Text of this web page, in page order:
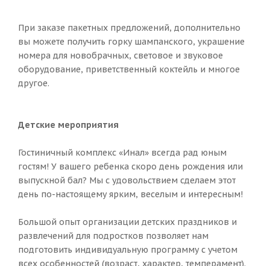
При заказе пакетных предложений, дополнительно
вы можете получить горку шампанского, украшение
номера для новобрачных, световое и звуковое
оборудование, приветственный коктейль и многое
другое.
Детские мероприятия
Гостиничный комплекс «Инал» всегда рад юным
гостям! У вашего ребенка скоро день рождения или
выпускной бал? Мы с удовольствием сделаем этот
день по-настоящему ярким, веселым и интересным!
Большой опыт организации детских праздников и
развлечений для подростков позволяет нам
подготовить индивидуальную программу с учетом
всех особенностей (возраст, характер, темперамент).